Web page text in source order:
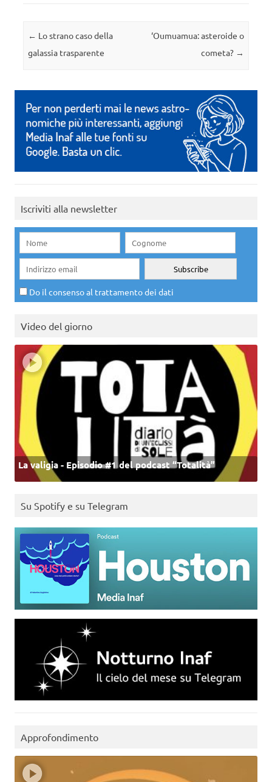
Navigazione articolo
← Lo strano caso della
galassia trasparente
‘Oumuamua: asteroide o
cometa? →
Iscriviti alla newsletter
Do il consenso al trattamento dei dati
Video del giorno
La valigia - Episodio #1 del podcast “Totalità”
Su Spotify e su Telegram
Approfondimento